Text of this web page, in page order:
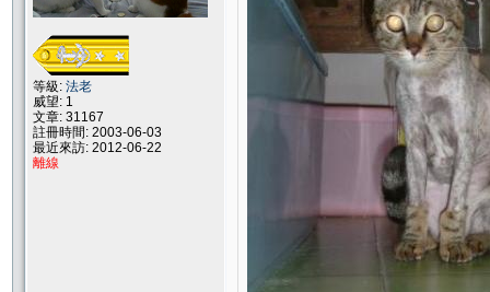
等級: 法老
威望: 1
文章: 31167
註冊時間: 2003-06-03
最近來訪: 2012-06-22
離線